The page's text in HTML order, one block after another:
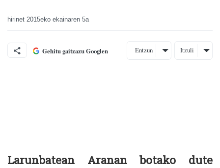
hirinet 2015eko ekainaren 5a
Gehitu gaitzazu Googlen Entzun Itzuli
Larunbatean Aranan botako dute